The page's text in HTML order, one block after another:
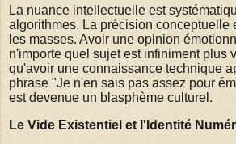
La nuance intellectuelle est
algorithmes. La précision conceptuelle
les masses. Avoir une opinion
n'importe quel sujet est infiniment plus
qu'avoir une connaissance technique
phrase "Je n'en sais pas assez pour
est devenue un blasphème culturel.
Le Vide Existentiel et l'Identité